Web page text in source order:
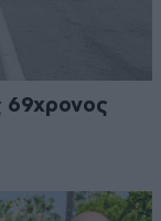
69χρονος